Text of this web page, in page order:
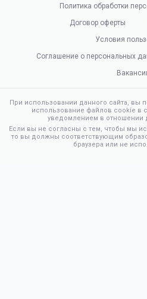
Политика обработки
Договор оферты
Условия
Соглашение о персональных
При использовании данного сайта, вы
использование файлов cookie в
уведомлением в отношении
Если вы не согласны с тем, чтобы мы
то вы должны соответствующим
браузера или не